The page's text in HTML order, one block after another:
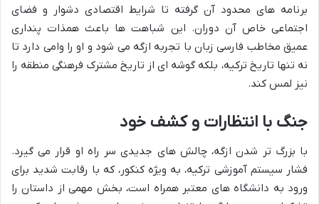
برنامه های محدود آن گرفته تا شرایط اقتصادی دشوار و فضای
اجتماعی خاص آن دوران. این شباهت ها باعث همذات پنداری
عمیق مخاطب فارسی زبان با تجربه ازگه می شود و او را وامی دارد تا
نه تنها تاریخ ترکیه، بلکه گوشه ای از تاریخ مشترک فرهنگی منطقه را
نیز لمس کند.
جنگ با انتظارات و کشف خود
با بزرگ تر شدن ازگه، چالش های جدیدی سر راه او قرار می گیرد.
فشار سیستم آموزشی ترکیه، به ویژه کنکور، که با رقابت شدید برای
ورود به دانشگاه های معتبر همراه است، بخش مهمی از داستان را